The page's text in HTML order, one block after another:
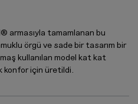
armasıyla tamamlanan bu
örgü ve sade bir tasarım bir
kullanılan model kat kat
konfor için üretildi.